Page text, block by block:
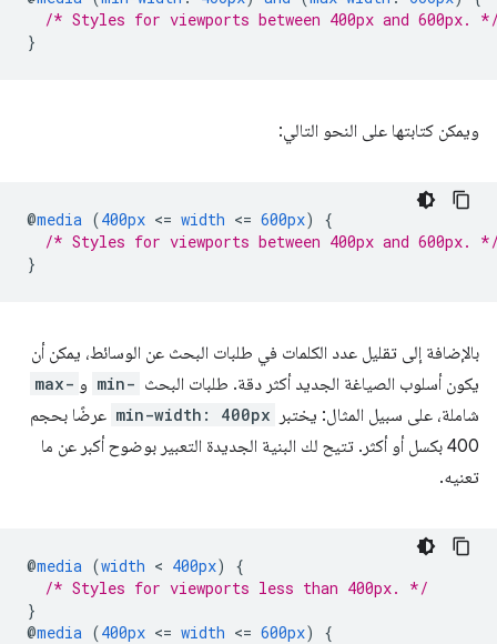
/* Styles for viewports between 400px and 600px.
}
ويمكن كتابتها على النحو التالي:
@media (400px <= width <= 600px)
{
/* Styles for viewports between 400px and 600px.
}
بالإضافة إلى تقليل عدد الكلمات في طلبات البحث عن الوسائط، يمكن أن
يكون أسلوب الصياغة الجديد أكثر دقة. طلبات البحث min- و max-
شاملة، على سبيل المثال: يختبر min-width: 400px عرضًا بحجم
400 بكسل أو أكثر. تتيح لك البنية الجديدة التعبير بوضوح أكبر عن ما
تعنيه.
@media (width < 400px)
{
/* Styles for viewports less than 400px. */
}
@media (400px <= width <= 600px) {